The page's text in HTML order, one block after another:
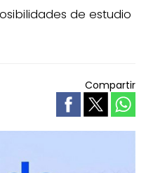
de estudio
Compartir